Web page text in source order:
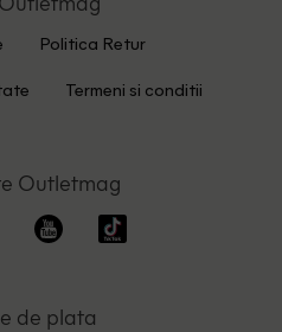
Politica Retur
Termeni si conditii
Outletmag
de plata